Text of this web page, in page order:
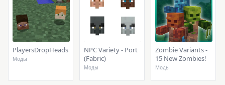
PlayersDropHeads
Моды
NPC Variety - Port
(Fabric)
Моды
Zombie Variants -
15 New Zombies!
Моды